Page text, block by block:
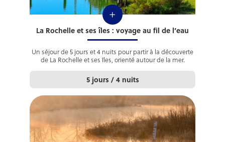
+
La Rochelle et ses îles : voyage au fil de l’eau
Un séjour de 5 jours et 4 nuits pour partir à la découverte
de La Rochelle et ses îles, orienté autour de la mer.
5 jours / 4 nuits